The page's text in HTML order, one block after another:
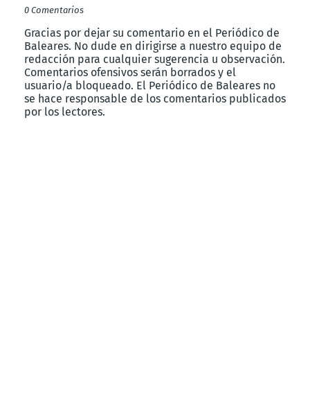
0 Comentarios
Gracias por dejar su comentario en el Periódico de
Baleares. No dude en dirigirse a nuestro equipo de
redacción para cualquier sugerencia u observación.
Comentarios ofensivos serán borrados y el
usuario/a bloqueado. El Periódico de Baleares no
se hace responsable de los comentarios publicados
por los lectores.